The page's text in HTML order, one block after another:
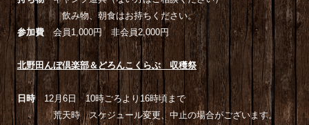
飲み物、朝食はお持ちください。
参加費会員1,000円 非会員2,000円
北野田んぼ倶楽部＆どろんこくらぶ 収穫祭
日時12月6日 10時ごろより16時頃まで
荒天時 スケジュール変更、中止の場合がございます。